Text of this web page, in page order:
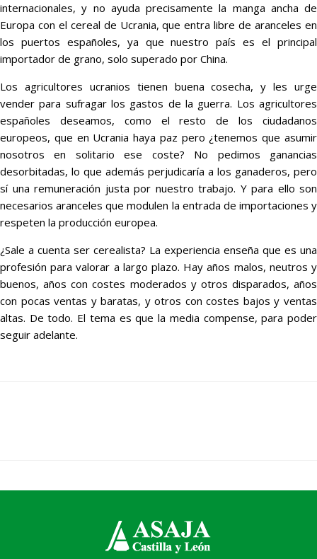
internacionales, y no ayuda precisamente la manga ancha de
Europa con el cereal de Ucrania, que entra libre de aranceles en
los puertos españoles, ya que nuestro país es el principal
importador de grano, solo superado por China.
Los agricultores ucranios tienen buena cosecha, y les urge
vender para sufragar los gastos de la guerra. Los agricultores
españoles deseamos, como el resto de los ciudadanos
europeos, que en Ucrania haya paz pero ¿tenemos que asumir
nosotros en solitario ese coste? No pedimos ganancias
desorbitadas, lo que además perjudicaría a los ganaderos, pero
sí una remuneración justa por nuestro trabajo. Y para ello son
necesarios aranceles que modulen la entrada de importaciones y
respeten la producción europea.
¿Sale a cuenta ser cerealista? La experiencia enseña que es una
profesión para valorar a largo plazo. Hay años malos, neutros y
buenos, años con costes moderados y otros disparados, años
con pocas ventas y baratas, y otros con costes bajos y ventas
altas. De todo. El tema es que la media compense, para poder
seguir adelante.